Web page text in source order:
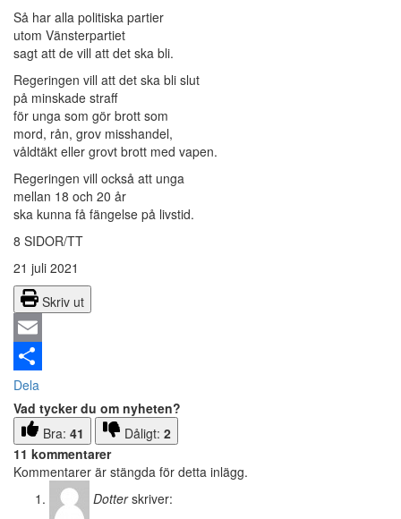
Så har alla politiska partier
utom Vänsterpartiet
sagt att de vill att det ska bli.
Regeringen vill att det ska bli slut
på minskade straff
för unga som gör brott som
mord, rån, grov misshandel,
våldtäkt eller grovt brott med vapen.
Regeringen vill också att unga
mellan 18 och 20 år
ska kunna få fängelse på livstid.
8 SIDOR/TT
21 juli 2021
Skriv ut
Email
Dela
Vad tycker du om nyheten?
Bra: 41 Dåligt: 2
11 kommentarer
Kommentarer är stängda för detta inlägg.
Dotter skriver: